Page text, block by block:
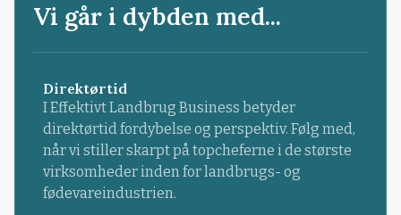
Vi går i dybden med...
Direktørtid
I Effektivt Landbrug Business betyder
direktørtid fordybelse og perspektiv. Følg med,
når vi stiller skarpt på topcheferne i de største
virksomheder inden for landbrugs- og
fødevareindustrien.